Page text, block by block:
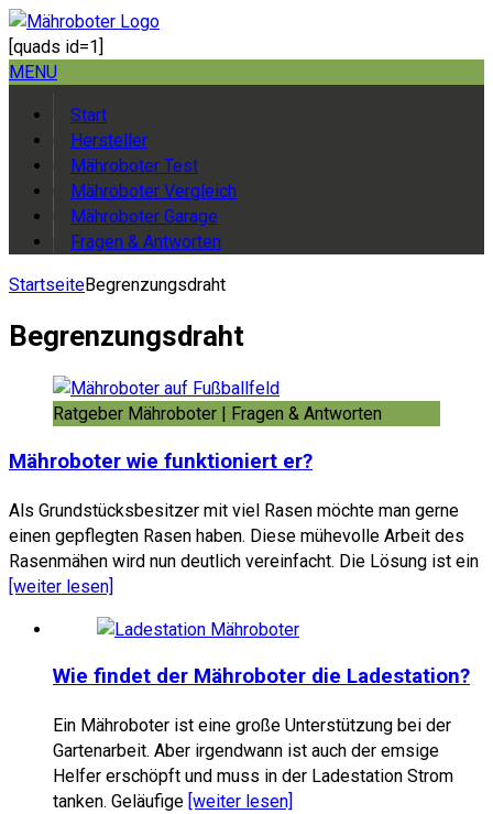
[quads id=1]
MENU
Start
Hersteller
Mähroboter Test
Mähroboter Vergleich
Mähroboter Garage
Fragen & Antworten
StartseiteBegrenzungsdraht
Begrenzungsdraht
Ratgeber Mähroboter | Fragen & Antworten
Mähroboter wie funktioniert er?
Als Grundstücksbesitzer mit viel Rasen möchte man gerne
einen gepflegten Rasen haben. Diese mühevolle Arbeit des
Rasenmähen wird nun deutlich vereinfacht. Die Lösung ist ein
[weiter lesen]
Wie findet der Mähroboter die Ladestation?
Ein Mähroboter ist eine große Unterstützung bei der
Gartenarbeit. Aber irgendwann ist auch der emsige
Helfer erschöpft und muss in der Ladestation Strom
tanken. Geläufige [weiter lesen]